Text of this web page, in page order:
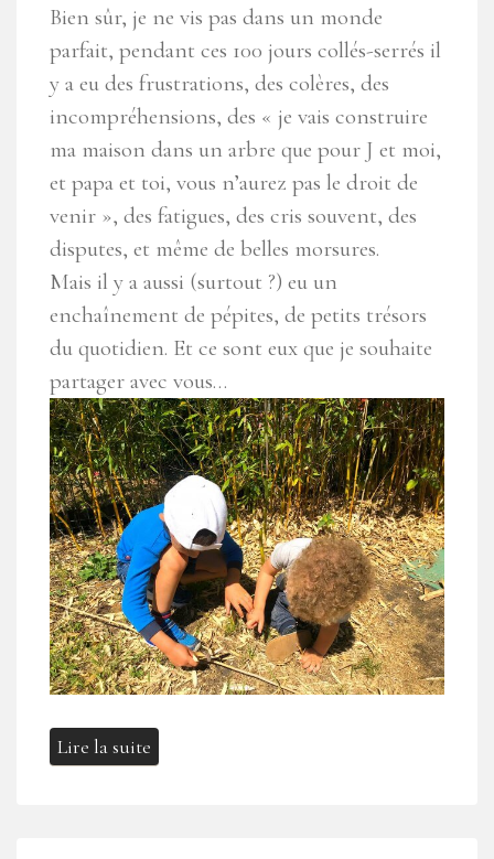
Bien sûr, je ne vis pas dans un monde
parfait, pendant ces 100 jours collés-serrés il
y a eu des frustrations, des colères, des
incompréhensions, des « je vais construire
ma maison dans un arbre que pour J et moi,
et papa et toi, vous n’aurez pas le droit de
venir », des fatigues, des cris souvent, des
disputes, et même de belles morsures.
Mais il y a aussi (surtout ?) eu un
enchaînement de pépites, de petits trésors
du quotidien. Et ce sont eux que je souhaite
partager avec vous…
Lire la suite